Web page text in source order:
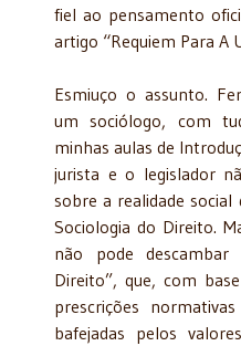
fiel ao pensamento
artigo “Requiem Para A
Esmiuço o assunto.
um sociólogo, com
minhas aulas de
jurista e o legislador
sobre a realidade social
Sociologia do Direito.
não pode
Direito”, que, com
prescrições
bafejadas pelos